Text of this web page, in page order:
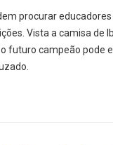
procurar
Vista a camisa de
futuro campeão pode